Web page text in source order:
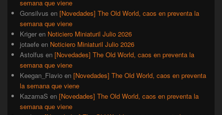
semana que viene
Gonsilvus en [Novedades] The Old World, caos en preventa la
semana que viene
Kriger en Noticiero Miniaturil Julio 2026
jotaefe en Noticiero Miniaturil Julio 2026
Astolfus en [Novedades] The Old World, caos en preventa la
semana que viene
Keegan_Flavio en [Novedades] The Old World, caos en preventa
la semana que viene
KazamaS en [Novedades] The Old World, caos en preventa la
semana que viene